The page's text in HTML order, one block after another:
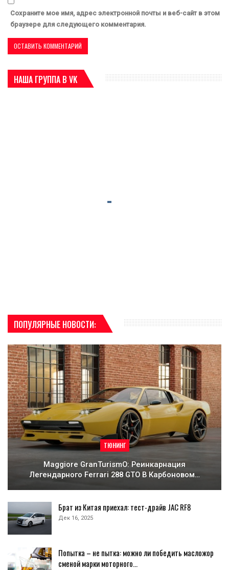
Сохраните мое имя, адрес электронной почты и веб-сайт в этом
браузере для следующего комментария.
НАША ГРУППА В VK
ПОПУЛЯРНЫЕ НОВОСТИ:
ТЮНИНГ
Maggiore GranTurismO: Реинкарнация
Легендарного Ferrari 288 GTO В Карбоновом…
Брат из Китая приехал: тест-драйв JAC RF8
Дек 16, 2025
Попытка – не пытка: можно ли победить масложор
сменой марки моторного…